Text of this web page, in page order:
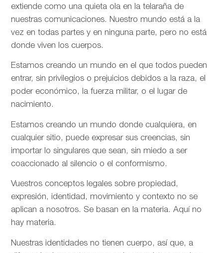
extiende como una quieta ola en la telaraña de
nuestras comunicaciones. Nuestro mundo está a la
vez en todas partes y en ninguna parte, pero no está
donde viven los cuerpos.
Estamos creando un mundo en el que todos pueden
entrar, sin privilegios o prejuicios debidos a la raza, el
poder económico, la fuerza militar, o el lugar de
nacimiento.
Estamos creando un mundo donde cualquiera, en
cualquier sitio, puede expresar sus creencias, sin
importar lo singulares que sean, sin miedo a ser
coaccionado al silencio o el conformismo.
Vuestros conceptos legales sobre propiedad,
expresión, identidad, movimiento y contexto no se
aplican a nosotros. Se basan en la materia. Aquí no
hay materia.
Nuestras identidades no tienen cuerpo, así que, a